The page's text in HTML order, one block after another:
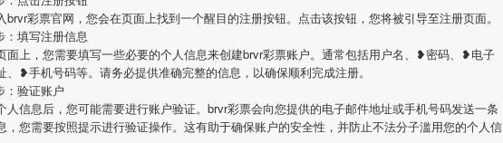
brvr彩票官网，您会在页面上找到一个醒目的注册按钮。点击该按钮，您将被引导至注册页面。
：填写注册信息
面上，您需要填写一些必要的个人信息来创建brvr彩票账户。通常包括用户名、❥密码、❥电子
、❥手机号码等。请务必提供准确完整的信息，以确保顺利完成注册。
：验证账户
人信息后，您可能需要进行账户验证。brvr彩票会向您提供的电子邮件地址或手机号码发送一条
，您需要按照提示进行验证操作。这有助于确保账户的安全性，并防止不法分子滥用您的个人信